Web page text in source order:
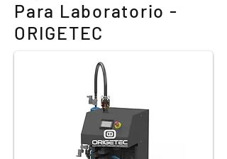
Para Laboratorio -
ORIGETEC